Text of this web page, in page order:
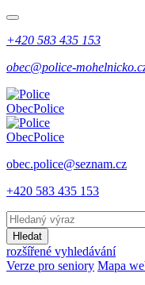
+420 583 435 153
obec@police-
ObecPolice
ObecPolice
obec.police@seznam.cz
+420 583 435 153
Hledat
rozšířené vyhledávání
Verze pro seniory Mapa